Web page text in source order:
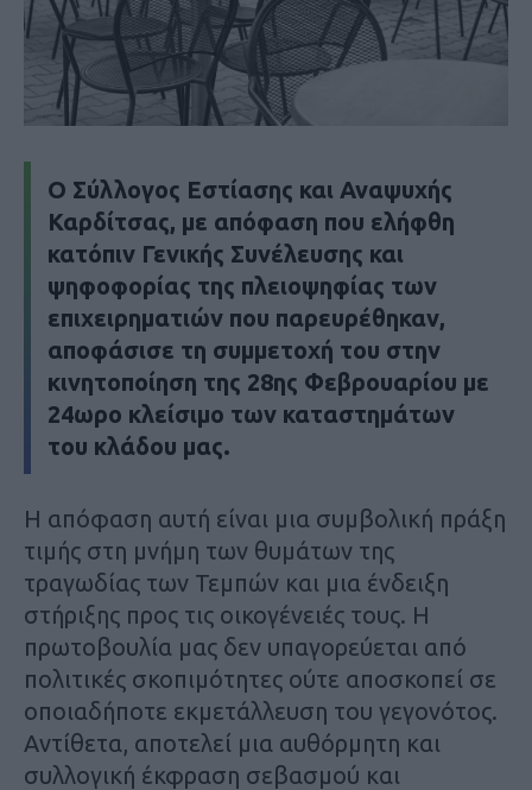
Ο Σύλλογος Εστίασης και Αναψυχής
Καρδίτσας, με απόφαση που ελήφθη
κατόπιν Γενικής Συνέλευσης και
ψηφοφορίας της πλειοψηφίας των
επιχειρηματιών που παρευρέθηκαν,
αποφάσισε τη συμμετοχή του στην
κινητοποίηση της 28ης Φεβρουαρίου με
24ωρο κλείσιμο των καταστημάτων
του κλάδου μας.
Η απόφαση αυτή είναι μια συμβολική πράξη
τιμής στη μνήμη των θυμάτων της
τραγωδίας των Τεμπών και μια ένδειξη
στήριξης προς τις οικογένειές τους. Η
πρωτοβουλία μας δεν υπαγορεύεται από
πολιτικές σκοπιμότητες ούτε αποσκοπεί σε
οποιαδήποτε εκμετάλλευση του γεγονότος.
Αντίθετα, αποτελεί μια αυθόρμητη και
συλλογική έκφραση σεβασμού και